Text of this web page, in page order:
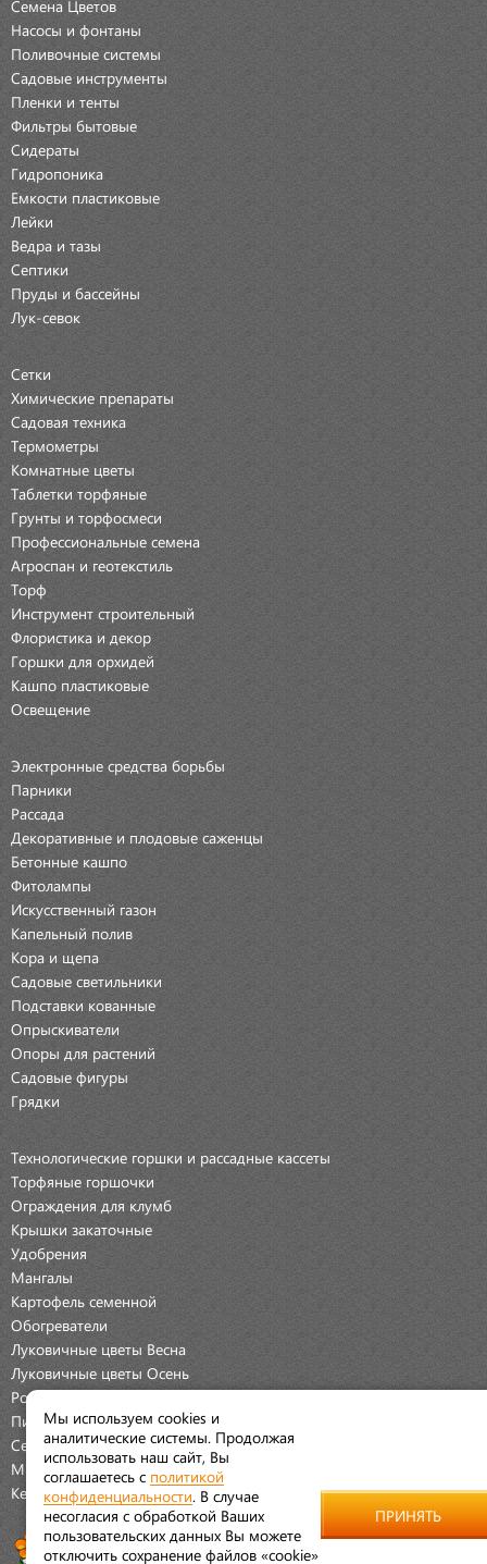
Семена Цветов
Насосы и фонтаны
Поливочные системы
Садовые инструменты
Пленки и тенты
Фильтры бытовые
Сидераты
Гидропоника
Емкости пластиковые
Лейки
Ведра и тазы
Септики
Пруды и бассейны
Лук-севок
Сетки
Химические препараты
Садовая техника
Термометры
Комнатные цветы
Таблетки торфяные
Грунты и торфосмеси
Профессиональные семена
Агроспан и геотекстиль
Торф
Инструмент строительный
Флористика и декор
Горшки для орхидей
Кашпо пластиковые
Освещение
Электронные средства борьбы
Парники
Рассада
Декоративные и плодовые саженцы
Бетонные кашпо
Фитолампы
Искусственный газон
Капельный полив
Кора и щепа
Садовые светильники
Подставки кованные
Опрыскиватели
Опоры для растений
Садовые фигуры
Грядки
Технологические горшки и рассадные кассеты
Торфяные горшочки
Ограждения для клумб
Крышки закаточные
Удобрения
Мангалы
Картофель семенной
Обогреватели
Луковичные цветы Весна
Луковичные цветы Осень
Розы
Пионы
Семена Овощей
Мраморная крошка
Керамические наборы
Мы используем cookies и
аналитические системы. Продолжая
использовать наш сайт, Вы
соглашаетесь с политикой
конфиденциальности . В случае
несогласия с обработкой Ваших
пользовательских данных Вы можете
отключить сохранение файлов «cookie»
ПРИНЯТЬ